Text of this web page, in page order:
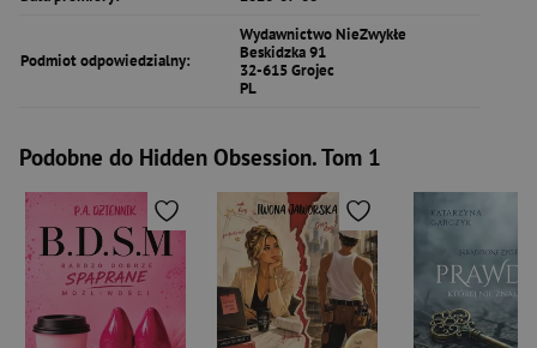
Podmiot odpowiedzialny:
Wydawnictwo NieZwykłe
Beskidzka 91
32-615 Grojec
PL
Podobne do Hidden Obsession. Tom 1